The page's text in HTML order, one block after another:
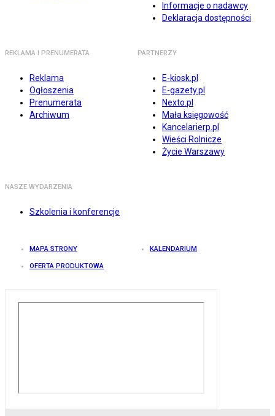
Informacje o nadawcy
Deklaracja dostępności
REKLAMA I PRENUMERATA
Reklama
Ogłoszenia
Prenumerata
Archiwum
PARTNERZY
E-kiosk.pl
E-gazety.pl
Nexto.pl
Mała księgowość
Kancelarierp.pl
Wieści Rolnicze
Życie Warszawy
NASZE WYDARZENIA
Szkolenia i konferencje
MAPA STRONY KALENDARIUM
OFERTA PRODUKTOWA